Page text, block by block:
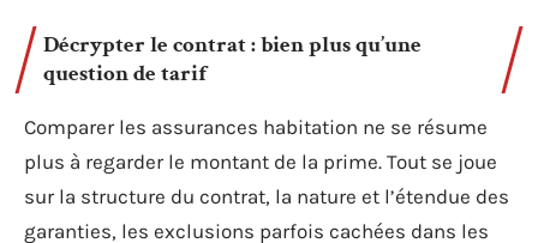
Décrypter le contrat : bien plus qu’une
question de tarif
Comparer les assurances habitation ne se résume
plus à regarder le montant de la prime. Tout se joue
sur la structure du contrat, la nature et l’étendue des
garanties, les exclusions parfois cachées dans les